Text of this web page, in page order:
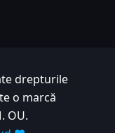
drepturile
o marcă
OU.